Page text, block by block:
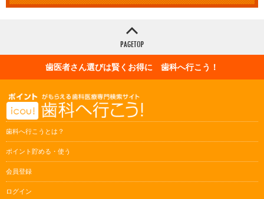
歯医者さん選びは賢くお得に 歯科へ行こう！
歯科へ行こうとは？
ポイント貯める・使う
会員登録
ログイン